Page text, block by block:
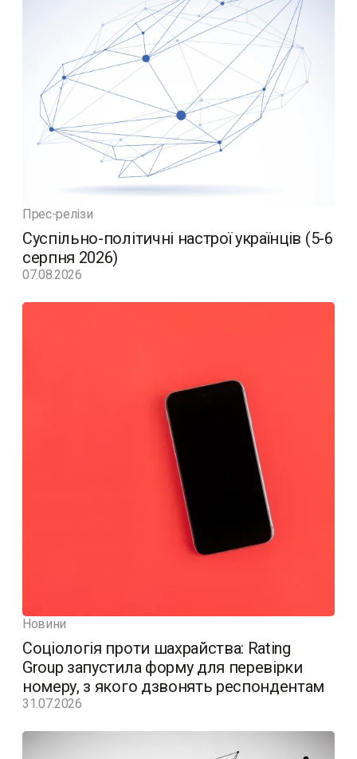
Прес-релізи
Суспільно-політичні настрої українців (5-6
серпня 2026)
07.08.2026
Новини
Соціологія проти шахрайства: Rating
Group запустила форму для перевірки
номеру, з якого дзвонять респондентам
31.07.2026